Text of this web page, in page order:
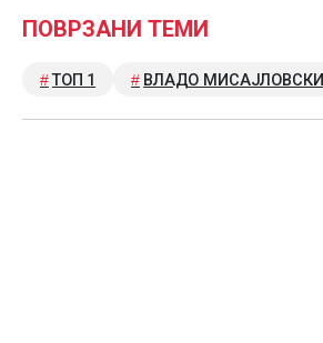
ПОВРЗАНИ ТЕМИ
ТОП 1 ВЛАДО МИСАЈЛОВСКИ